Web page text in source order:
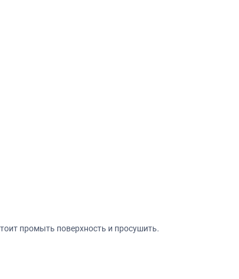
промыть поверхность и просушить.